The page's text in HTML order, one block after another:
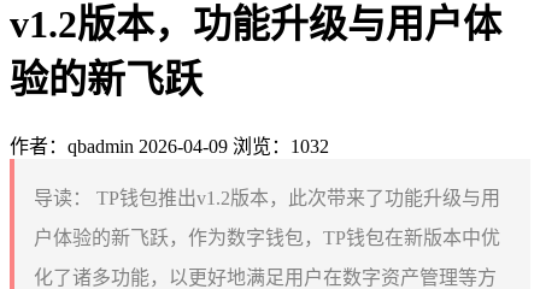
v1.2版本，功能升级与用户体
验的新飞跃
作者：qbadmin 2026-04-09 浏览：1032
导读：
TP钱包推出v1.2版本，此次带来了功能升级与用
户体验的新飞跃，作为数字钱包，TP钱包在新版本中优
化了诸多功能，以更好地满足用户在数字资产管理等方